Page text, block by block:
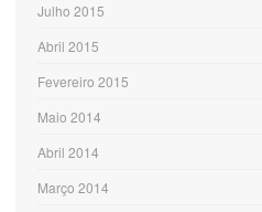
Julho 2015
Abril 2015
Fevereiro 2015
Maio 2014
Abril 2014
Março 2014